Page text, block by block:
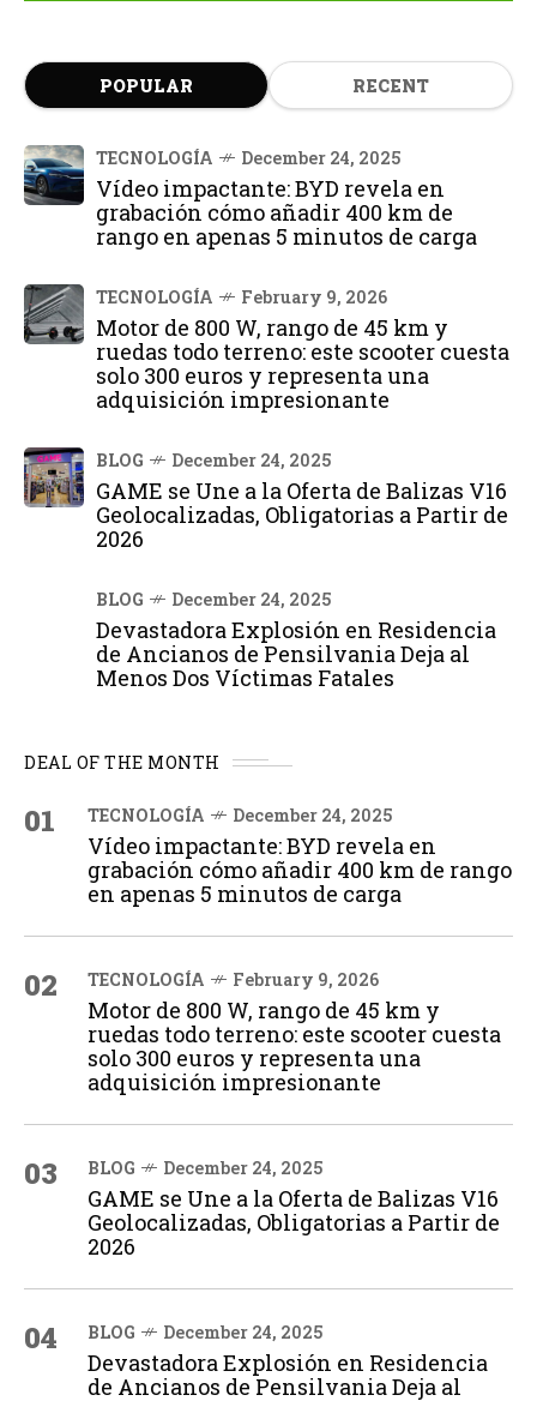
POPULAR RECENT
TECNOLOGÍA December 24, 2025
Vídeo impactante: BYD revela en
grabación cómo añadir 400 km de
rango en apenas 5 minutos de carga
TECNOLOGÍA February 9, 2026
Motor de 800 W, rango de 45 km y
ruedas todo terreno: este scooter cuesta
solo 300 euros y representa una
adquisición impresionante
BLOG December 24, 2025
GAME se Une a la Oferta de Balizas V16
Geolocalizadas, Obligatorias a Partir de
2026
BLOG December 24, 2025
Devastadora Explosión en Residencia
de Ancianos de Pensilvania Deja al
Menos Dos Víctimas Fatales
DEAL OF THE MONTH
01 TECNOLOGÍA December 24, 2025
Vídeo impactante: BYD revela en
grabación cómo añadir 400 km de rango
en apenas 5 minutos de carga
02 TECNOLOGÍA February 9, 2026
Motor de 800 W, rango de 45 km y
ruedas todo terreno: este scooter cuesta
solo 300 euros y representa una
adquisición impresionante
03 BLOG December 24, 2025
GAME se Une a la Oferta de Balizas V16
Geolocalizadas, Obligatorias a Partir de
2026
04 BLOG December 24, 2025
Devastadora Explosión en Residencia
de Ancianos de Pensilvania Deja al